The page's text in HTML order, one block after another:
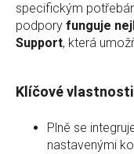
specifickým
podpory funguje
Support, která
Klíčové vlastnosti
Plně se
nastavenými